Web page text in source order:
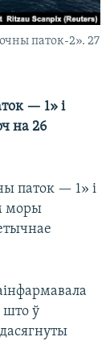
паток-2». 27
— 1» і
на 26
паток — 1» і
моры
што ў